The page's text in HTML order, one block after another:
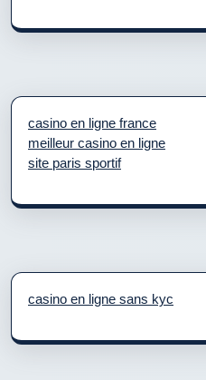
casino en ligne france
meilleur casino en ligne
site paris sportif
casino en ligne sans kyc